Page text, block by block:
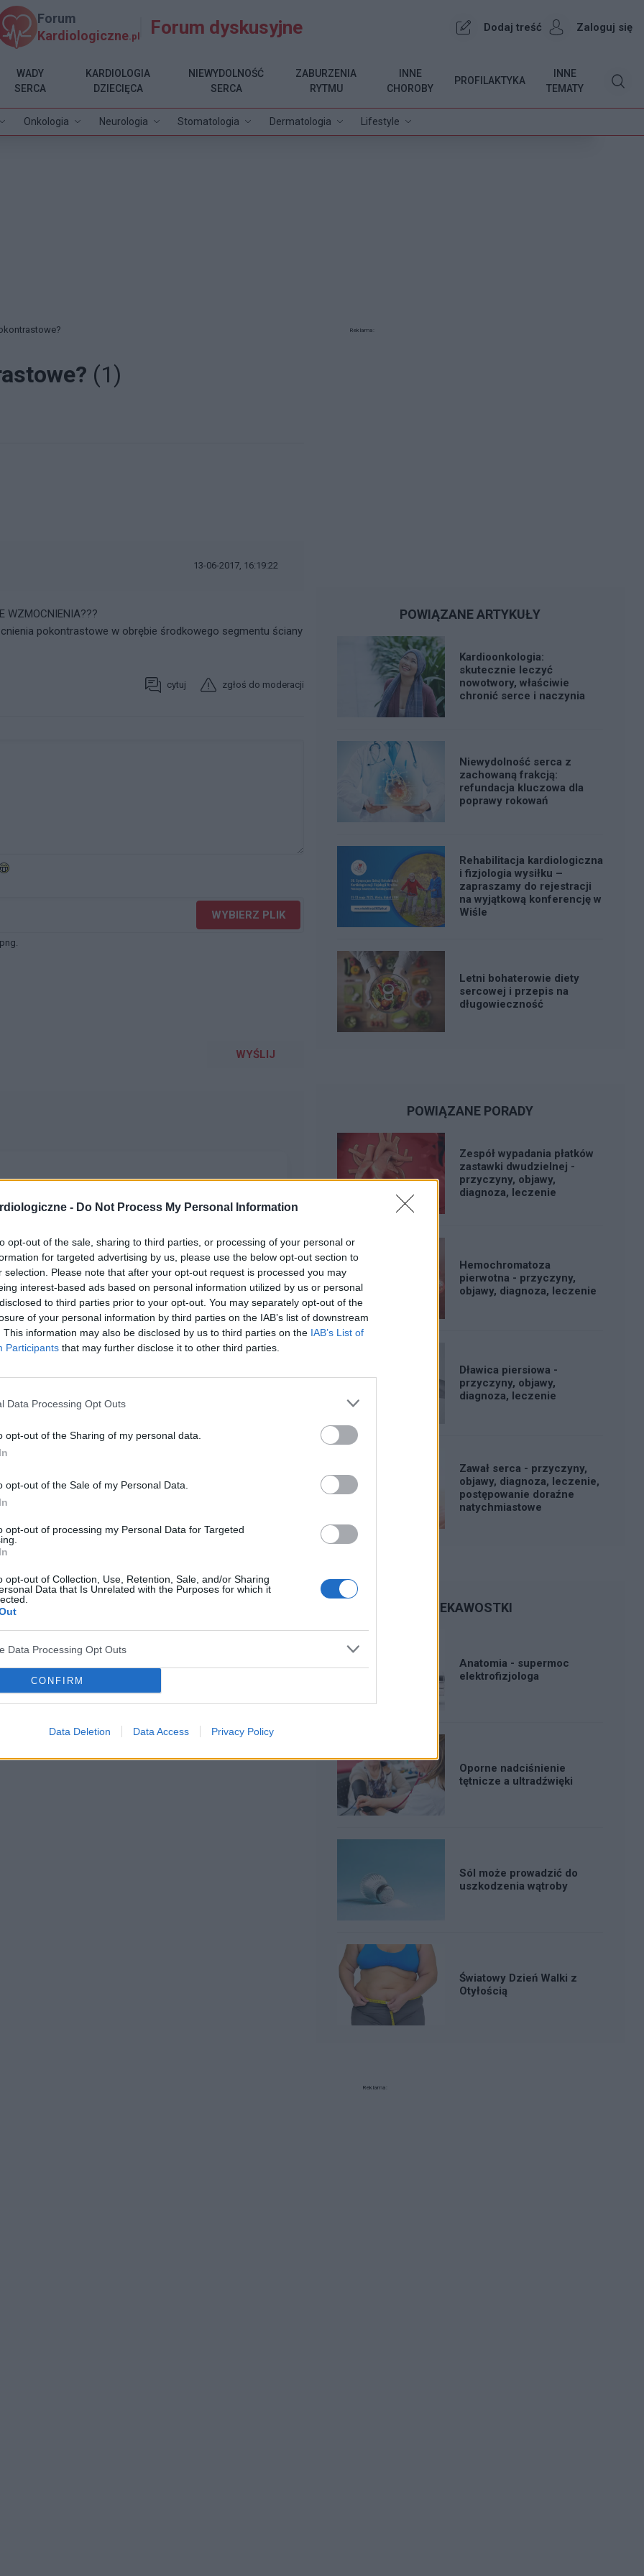
- Do Not Process My Personal Information
opt-out of the sale, sharing to third parties, or processing of your personal or
for targeted advertising by us, please use the below opt-out section to
selection. Please note that after your opt-out request is processed you may
interest-based ads based on personal information utilized by us or personal
to third parties prior to your opt-out. You may separately opt-out of the
of your personal information by third parties on the IAB’s list of downstream
This information may also be disclosed by us to third parties on the IAB’s List of
Participants that may further disclose it to other third parties.
Data Processing Opt Outs
opt-out of the Sharing of my personal data.
opt-out of the Sale of my Personal Data.
opt-out of processing my Personal Data for Targeted
opt-out of Collection, Use, Retention, Sale, and/or Sharing
Data that Is Unrelated with the Purposes for which it
Data Processing Opt Outs
CONFIRM
Data Deletion Data Access Privacy Policy
Forum
Kardiologiczne .pl Forum dyskusyjne Dodaj treść Zaloguj się
Onkologia Neurologia Stomatologia Dermatologia Lifestyle
WADY
SERCA
KARDIOLOGIA
DZIECIĘCA
NIEWYDOLNOŚĆ
SERCA
ZABURZENIA
RYTMU
INNE
CHOROBY
PROFILAKTYKA
INNE
TEMATY
(1)
13-06-2017, 16:19:22
WZMOCNIENIA???
pokontrastowe w obrębie środkowego segmentu ściany
cytuj zgłoś do moderacji
WYBIERZ PLIK
WYŚLIJ
TK serca? Mam ten parametr poniżej normy i nie
góry dziękuję za pomoc.
lękowymi rok temu robiona pełna
i badania wszystko w normie, ciśnienie sprawdzane
podczas pracy fizycznej 80-85 (pracuje od 10 lat na
w granicach 60uderzen .wieczorem przy pełnym
wynik z EKG . Z góry dziękuję .
Reklama:
POWIĄZANE ARTYKUŁY
Kardioonkologia:
skutecznie leczyć
nowotwory, właściwie
chronić serce i naczynia
Niewydolność serca z
zachowaną frakcją:
refundacja kluczowa dla
poprawy rokowań
Rehabilitacja kardiologiczna
i fizjologia wysiłku –
zapraszamy do rejestracji
na wyjątkową konferencję w
Wiśle
Letni bohaterowie diety
sercowej i przepis na
długowieczność
POWIĄZANE PORADY
Zespół wypadania płatków
zastawki dwudzielnej -
przyczyny, objawy,
diagnoza, leczenie
Hemochromatoza
pierwotna - przyczyny,
objawy, diagnoza, leczenie
Dławica piersiowa -
przyczyny, objawy,
diagnoza, leczenie
Zawał serca - przyczyny,
objawy, diagnoza, leczenie,
postępowanie doraźne
natychmiastowe
CIEKAWOSTKI
Anatomia - supermoc
elektrofizjologa
Oporne nadciśnienie
tętnicze a ultradźwięki
Sól może prowadzić do
uszkodzenia wątroby
Światowy Dzień Walki z
Otyłością
Reklama: